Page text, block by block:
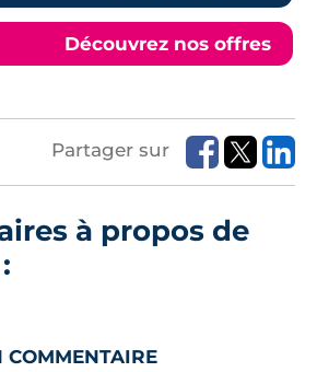
Découvrez nos offres
Partager sur
à propos de
COMMENTAIRE